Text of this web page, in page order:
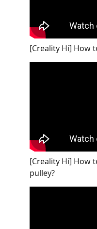
[Creality Hi] How
[Creality Hi] How
pulley?